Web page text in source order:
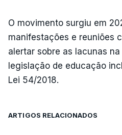
O movimento surgiu em
manifestações e reuniões
alertar sobre as lacunas
legislação de educação
Lei 54/2018.
ARTIGOS RELACIONADOS